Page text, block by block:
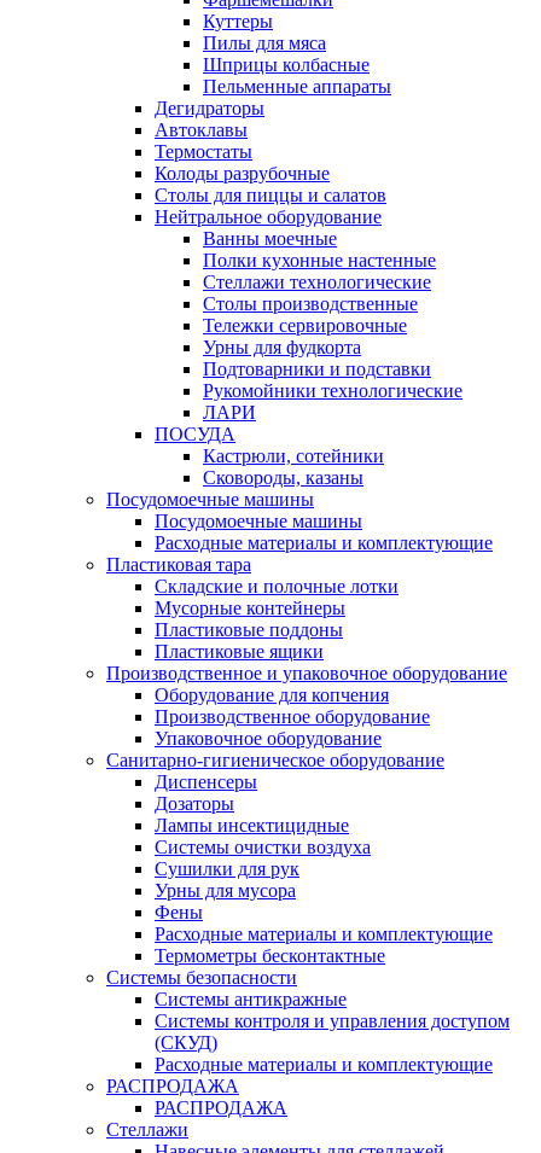
Куттеры
Пилы для мяса
Шприцы колбасные
Пельменные аппараты
Дегидраторы
Автоклавы
Термостаты
Колоды разрубочные
Столы для пиццы и салатов
Нейтральное оборудование
Ванны моечные
Полки кухонные настенные
Стеллажи технологические
Столы производственные
Тележки сервировочные
Урны для фудкорта
Подтоварники и подставки
Рукомойники технологические
ЛАРИ
ПОСУДА
Кастрюли, сотейники
Сковороды, казаны
Посудомоечные машины
Посудомоечные машины
Расходные материалы и комплектующие
Пластиковая тара
Складские и полочные лотки
Мусорные контейнеры
Пластиковые поддоны
Пластиковые ящики
Производственное и упаковочное оборудование
Оборудование для копчения
Производственное оборудование
Упаковочное оборудование
Санитарно-гигиеническое оборудование
Диспенсеры
Дозаторы
Лампы инсектицидные
Системы очистки воздуха
Сушилки для рук
Урны для мусора
Фены
Расходные материалы и комплектующие
Термометры бесконтактные
Системы безопасности
Системы антикражные
Системы контроля и управления доступом
(СКУД)
Расходные материалы и комплектующие
РАСПРОДАЖА
РАСПРОДАЖА
Стеллажи